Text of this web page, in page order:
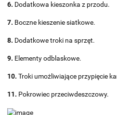
6. Dodatkowa kieszonka z przodu.
7. Boczne kieszenie siatkowe.
8. Dodatkowe troki na sprzęt.
9. Elementy odblaskowe.
10. Troki umożliwiające przypięcie
11. Pokrowiec przeciwdeszczowy.